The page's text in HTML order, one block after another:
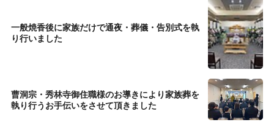
一般焼香後に家族だけで通夜・葬儀・告別式を執
り行いました
曹洞宗・秀林寺御住職様のお導きにより家族葬を
執り行うお手伝いをさせて頂きました